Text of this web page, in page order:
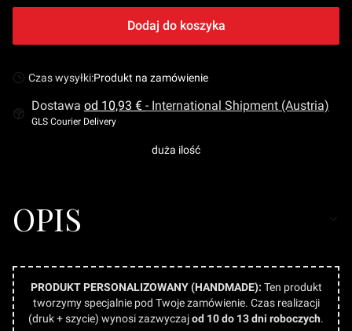
Dodaj do koszyka
Czas wysyłki:Produkt na zamówienie
Dostawa od 10,93 € - International Shipment (Austria)
GLS Courier Delivery
duża ilość
OPIS
PRODUKT PERSONALIZOWANY (HANDMADE): Ten produkt
tworzymy specjalnie pod Twoje zamówienie. Czas realizacji
(druk + szycie) wynosi zazwyczajod 10 do 13 dni roboczych.